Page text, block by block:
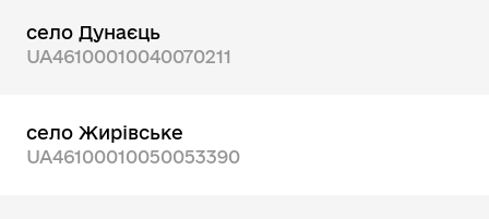
село Дунаєць
UA46100010040070211
село Жирівське
UA46100010050053390